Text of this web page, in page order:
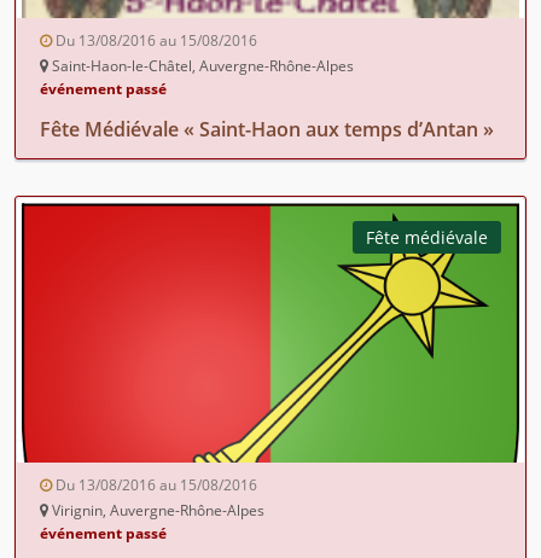
Du 13/08/2016 au 15/08/2016
Saint-Haon-le-Châtel, Auvergne-Rhône-Alpes
événement passé
Fête Médiévale « Saint-Haon aux temps d’Antan »
Fête médiévale
Du 13/08/2016 au 15/08/2016
Virignin, Auvergne-Rhône-Alpes
événement passé